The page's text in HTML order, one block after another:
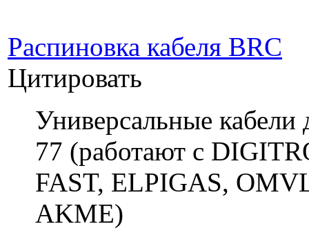
Распиновка кабеля BRC
Цитировать
Универсальные
77 (работают с
FAST, ELPIGAS,
AKME)